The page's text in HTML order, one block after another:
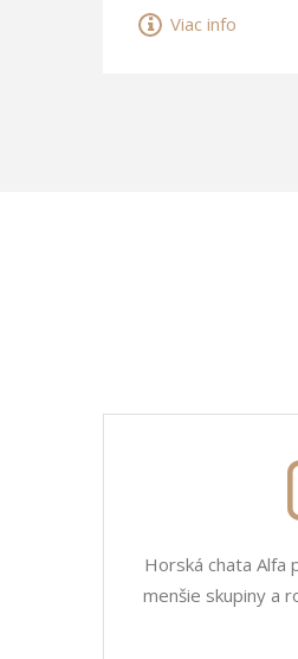
Viac info
Horská chata Alfa
menšie skupiny a